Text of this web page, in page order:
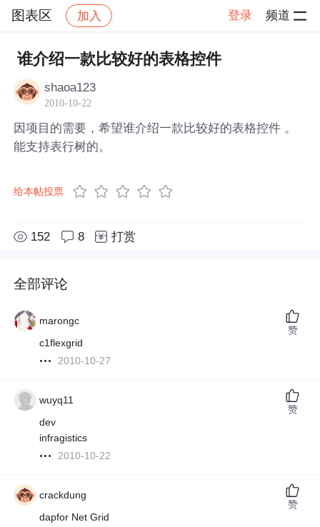
图表区 加入 登录 频道
社区 图表区 帖子详情
谁介绍一款比较好的表格控件
shaoa123
2010-10-22
因项目的需要，希望谁介绍一款比较好的表格控件 。
能支持表行树的。
给本帖投票
152 8 打赏
全部评论
marongc
c1flexgrid
2010-10-27
赞
wuyq11
dev
infragistics
2010-10-22
赞
crackdung
dapfor Net Grid
赞